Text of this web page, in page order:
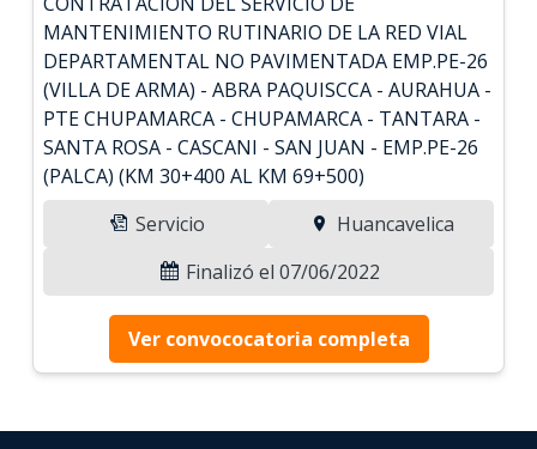
MANTENIMIENTO RUTINARIO DE LA RED VIAL
DEPARTAMENTAL NO PAVIMENTADA EMP.PE-26
(VILLA DE ARMA) - ABRA PAQUISCCA - AURAHUA -
PTE CHUPAMARCA - CHUPAMARCA - TANTARA -
SANTA ROSA - CASCANI - SAN JUAN - EMP.PE-26
(PALCA) (KM 30+400 AL KM 69+500)
Servicio
Huancavelica
Finalizó el 07/06/2022
Ver convococatoria completa